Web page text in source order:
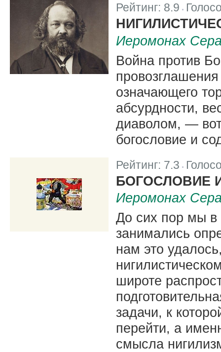
Рейтинг: 8.9
Иеромонах
Война против
означающего
абсурдности,
диаволом, — вот
богословие и
Рейтинг: 7.3 |
БОГОСЛОВИЕ
Иеромонах
До сих пор мы
занимались
нам это
широте
задачи, к
перейти, а
смысла